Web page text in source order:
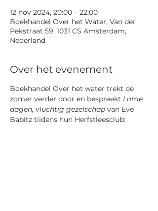
12 nov 2024, 20:00 – 22:00
Boekhandel Over het Water, Van der
Pekstraat 59, 1031 CS Amsterdam,
Nederland
Over het evenement
Boekhandel Over het water trekt de
zomer verder door en bespreekt Lome
dagen, vluchtig gezelschap van Eve
Babitz tijdens hun Herfstleesclub: